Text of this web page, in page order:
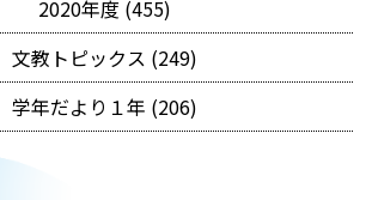
2020年度 (455)
文教トピックス (249)
学年だより１年 (206)